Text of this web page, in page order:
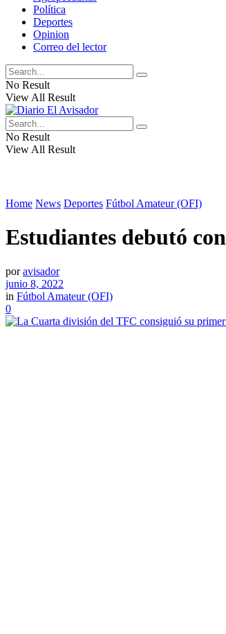
Política
Deportes
Opinion
Correo del lector
No Result
View All Result
No Result
View All Result
Home News Deportes Fútbol Amateur (OFI)
Estudiantes debutó
por avisador
junio 8, 2022
in Fútbol Amateur (OFI)
0